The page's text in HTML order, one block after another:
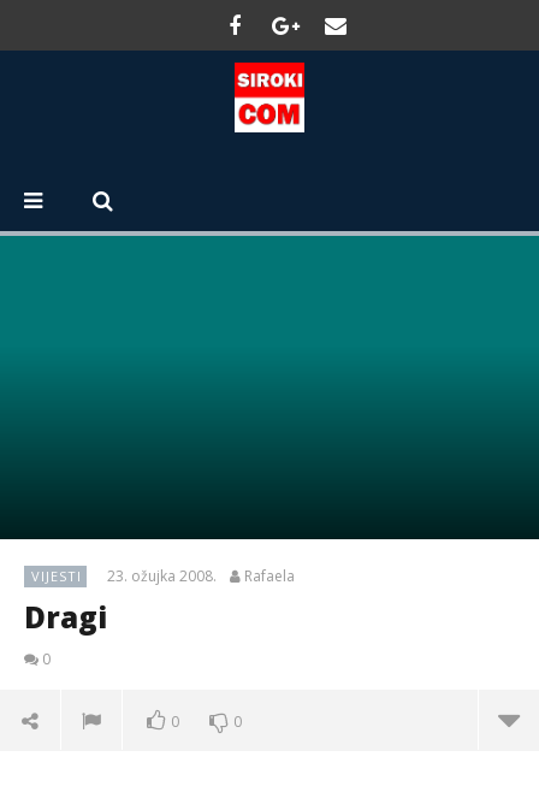
VIJESTI 23. ožujka 2008. Rafaela
Dragi
0
0 0